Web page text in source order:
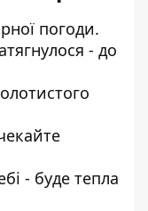
погоди.
- до
- буде тепла